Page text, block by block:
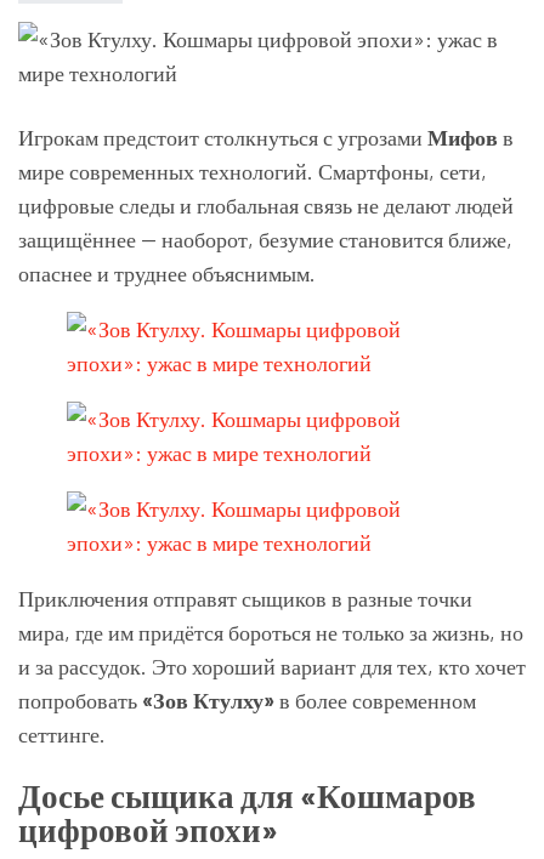
Игрокам предстоит столкнуться с угрозами Мифов в
мире современных технологий. Смартфоны, сети,
цифровые следы и глобальная связь не делают людей
защищённее — наоборот, безумие становится ближе,
опаснее и труднее объяснимым.
Приключения отправят сыщиков в разные точки
мира, где им придётся бороться не только за жизнь, но
и за рассудок. Это хороший вариант для тех, кто хочет
попробовать «Зов Ктулху»в более современном
сеттинге.
Досье сыщика для «Кошмаров
цифровой эпохи»